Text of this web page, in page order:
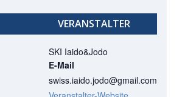
VERANSTALTER
SKI Iaido&Jodo
E-Mail
swiss.iaido.jodo@gmail.com